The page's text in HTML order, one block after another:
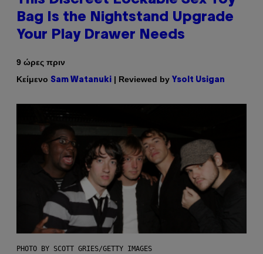
Bag Is the Nightstand Upgrade
Your Play Drawer Needs
9 ώρες πριν
Κείμενο Sam Watanuki | Reviewed by Ysolt Usigan
PHOTO BY SCOTT GRIES/GETTY IMAGES